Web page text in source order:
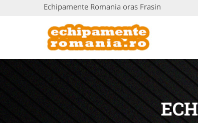
Echipamente Romania oras Frasin